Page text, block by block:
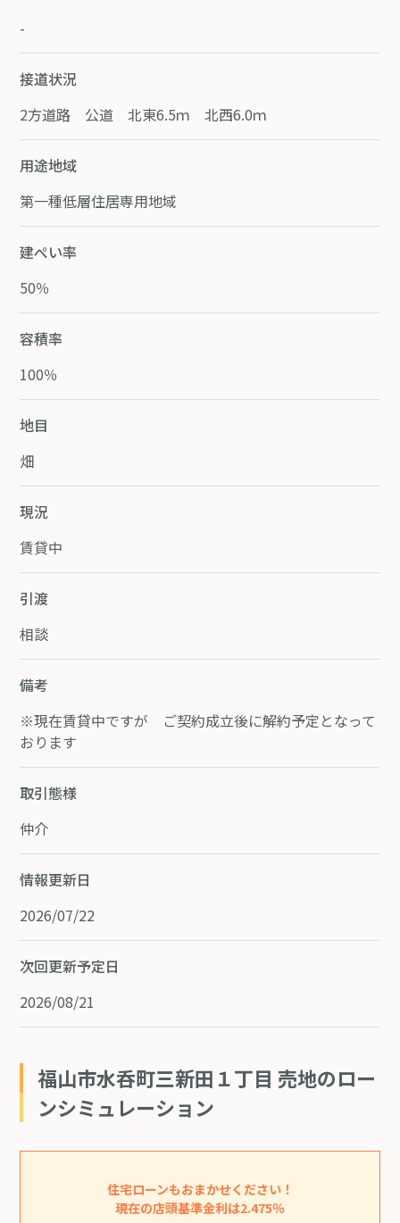
-
接道状況
2方道路 公道 北東6.5ｍ 北西6.0ｍ
用途地域
第一種低層住居専用地域
建ぺい率
50％
容積率
100％
地目
畑
現況
賃貸中
引渡
相談
備考
※現在賃貸中ですが ご契約成立後に解約予定となって
おります
取引態様
仲介
情報更新日
2026/07/22
次回更新予定日
2026/08/21
福山市水呑町三新田１丁目 売地のロー
ンシミュレーション
住宅ローンもおまかせください！
現在の店頭基準金利は2.475％